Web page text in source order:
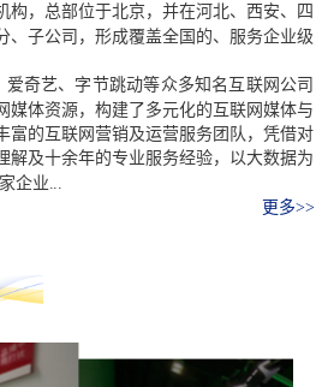
构，总部位于北京，并在河北、西安、四
、子公司，形成覆盖全国的、服务企业级
奇艺、字节跳动等众多知名互联网公司
媒体资源，构建了多元化的互联网媒体与
富的互联网营销及运营服务团队，凭借对
解及十余年的专业服务经验，以大数据为
企业...
更多>>